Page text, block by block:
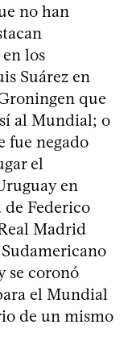
no han
los
Suárez en
que
al Mundial; o
fue negado
el
en
de Federico
Madrid
se coronó
el Mundial
de un mismo